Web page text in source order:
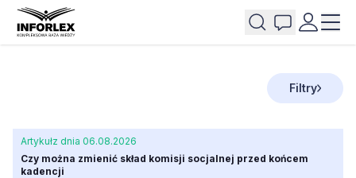
Filtry
Artykułz dnia 06.08.2026
Czy można zmienić skład komisji socjalnej przed końcem
kadencji